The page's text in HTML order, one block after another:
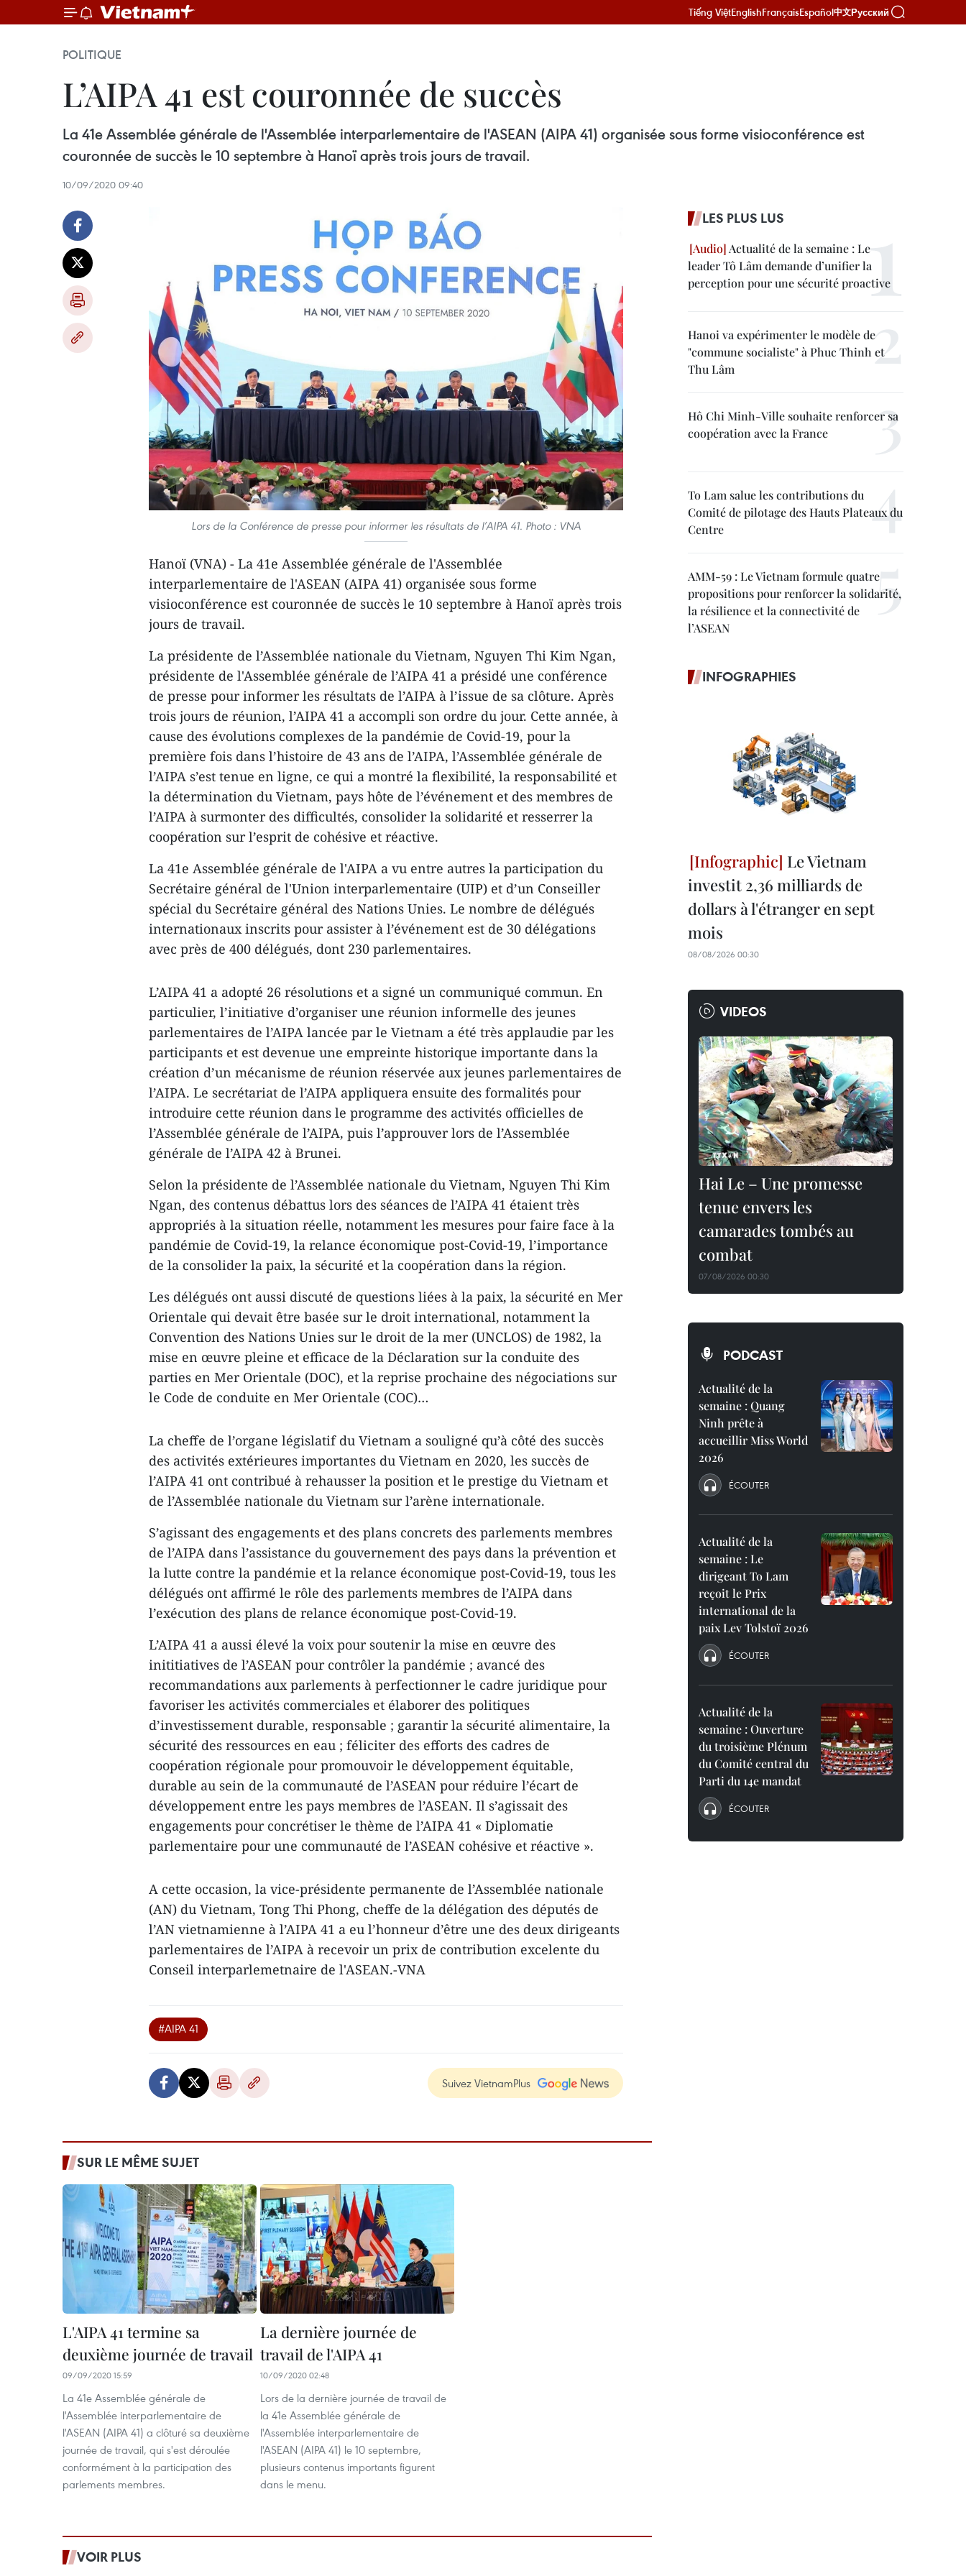
Tiếng ViệtEnglishFrançaisEspañol中文Русский
POLITIQUE
L’AIPA 41 est couronnée de succès
La 41e Assemblée générale de l'Assemblée interparlementaire de l'ASEAN (AIPA 41) organisée sous forme visioconférence est
couronnée de succès le 10 septembre à Hanoï après trois jours de travail. ​
10/09/2020 09:40
Lors de la Conférence de presse pour informer les résultats de l’AIPA 41. Photo : VNA
Hanoï (VNA) - La 41e Assemblée générale de l'Assemblée
interparlementaire de l'ASEAN (AIPA 41) organisée sous forme
visioconférence est couronnée de succès le 10 septembre à Hanoï après trois
jours de travail.
La présidente de l’Assemblée nationale du Vietnam, Nguyen Thi Kim Ngan,
présidente de l'Assemblée générale de l’AIPA 41 a présidé une conférence
de presse pour informer les résultats de l’AIPA à l’issue de sa clôture. Après
trois jours de réunion, l’AIPA 41 a accompli son ordre du jour. Cette année, à
cause des évolutions complexes de la pandémie de Covid-19, pour la
première fois dans l’histoire de 43 ans de l’AIPA, l’Assemblée générale de
l’AIPA s’est tenue en ligne, ce qui a montré la flexibilité, la responsabilité et
la détermination du Vietnam, pays hôte de l’événement et des membres de
l’AIPA à surmonter des difficultés, consolider la solidarité et resserrer la
coopération sur l’esprit de cohésive et réactive.
La 41e Assemblée générale de l'AIPA a vu entre autres la participation du
Secrétaire général de l'Union interparlementaire (UIP) et d’un Conseiller
spécial du Secrétaire général des Nations Unies. Le nombre de délégués
internationaux inscrits pour assister à l’événement est de 30 délégations
avec près de 400 délégués, dont 230 parlementaires.
L’AIPA 41 a adopté 26 résolutions et a signé un communiqué commun. En
particulier, l’initiative d’organiser une réunion informelle des jeunes
parlementaires de l’AIPA lancée par le Vietnam a été très applaudie par les
participants et est devenue une empreinte historique importante dans la
création d’un mécanisme de réunion réservée aux jeunes parlementaires de
l’AIPA. Le secrétariat de l’AIPA appliquera ensuite des formalités pour
introduire cette réunion dans le programme des activités officielles de
l’Assemblée générale de l’AIPA, puis l’approuver lors de l’Assemblée
générale de l’AIPA 42 à Brunei.
Selon la présidente de l’Assemblée nationale du Vietnam, Nguyen Thi Kim
Ngan, des contenus débattus lors des séances de l’AIPA 41 étaient très
appropriés à la situation réelle, notamment les mesures pour faire face à la
pandémie de Covid-19, la relance économique post-Covid-19, l’importance
de la consolider la paix, la sécurité et la coopération dans la région.
Les délégués ont aussi discuté de questions liées à la paix, la sécurité en Mer
Orientale qui devait être basée sur le droit international, notamment la
Convention des Nations Unies sur le droit de la mer (UNCLOS) de 1982, la
mise en œuvre pleine et efficace de la Déclaration sur la conduite des
parties en Mer Orientale (DOC), et la reprise prochaine des négociations sur
le Code de conduite en Mer Orientale (COC)…
La cheffe de l’organe législatif du Vietnam a souligné qu’à côté des succès
des activités extérieures importantes du Vietnam en 2020, les succès de
l’AIPA 41 ont contribué à rehausser la position et le prestige du Vietnam et
de l’Assemblée nationale du Vietnam sur l’arène internationale.
S’agissant des engagements et des plans concrets des parlements membres
de l’AIPA dans l’assistance du gouvernement des pays dans la prévention et
la lutte contre la pandémie et la relance économique post-Covid-19, tous les
délégués ont affirmé le rôle des parlements membres de l’AIPA dans
l’exécution des plans de relance économique post-Covid-19.
L’AIPA 41 a aussi élevé la voix pour soutenir la mise en œuvre des
inititiatives de l’ASEAN pour contrôler la pandémie ; avancé des
recommandations aux parlements à perfectionner le cadre juridique pour
favoriser les activités commerciales et élaborer des politiques
d’investissement durable, responsable ; garantir la sécurité alimentaire, la
sécurité des ressources en eau ; féliciter des efforts des cadres de
coopération régionale pour promouvoir le développement équitable,
durable au sein de la communauté de l’ASEAN pour réduire l’écart de
développement entre les pays membres de l’ASEAN. Il s’agissait des
engagements pour concrétiser le thème de l’AIPA 41 « Diplomatie
parlementaire pour une communauté de l’ASEAN cohésive et réactive ».
A cette occasion, la vice-présidente permanente de l’Assemblée nationale
(AN) du Vietnam, Tong Thi Phong, cheffe de la délégation des députés de
l’AN vietnamienne à l’AIPA 41 a eu l’honneur d’être une des deux dirigeants
parlementaires de l’AIPA à recevoir un prix de contribution excelente du
Conseil interparlemetnaire de l'ASEAN.-VNA
#AIPA 41
Suivez VietnamPlus
SUR LE MÊME SUJET
L'AIPA 41 termine sa
deuxième journée de travail
09/09/2020 15:59
La 41e Assemblée générale de
l'Assemblée interparlementaire de
l'ASEAN (AIPA 41) a clôturé sa deuxième
journée de travail, qui s'est déroulée
conformément à la participation des
parlements membres.
La dernière journée de
travail de l'AIPA 41
10/09/2020 02:48
Lors de la dernière journée de travail de
la 41e Assemblée générale de
l'Assemblée interparlementaire de
l'ASEAN (AIPA 41) le 10 septembre,
plusieurs contenus importants figurent
dans le menu.
VOIR PLUS
LES PLUS LUS
Actualité de la semaine : Le
leader Tô Lâm demande d’unifier la
perception pour une sécurité proactive
Hanoi va expérimenter le modèle de
"commune socialiste" à Phuc Thinh et
Thu Lâm
Hô Chi Minh-Ville souhaite renforcer sa
coopération avec la France
To Lam salue les contributions du
Comité de pilotage des Hauts Plateaux du
Centre
AMM-59 : Le Vietnam formule quatre
propositions pour renforcer la solidarité,
la résilience et la connectivité de
l’ASEAN
INFOGRAPHIES
Le Vietnam
investit 2,36 milliards de
dollars à l'étranger en sept
mois
08/08/2026 00:30
VIDEOS
Hai Le – Une promesse
tenue envers les
camarades tombés au
combat
07/08/2026 00:30
PODCAST
Actualité de la
semaine : Quang
Ninh prête à
accueillir Miss World
2026
ÉCOUTER
Actualité de la
semaine : Le
dirigeant To Lam
reçoit le Prix
international de la
paix Lev Tolstoï 2026
ÉCOUTER
Actualité de la
semaine : Ouverture
du troisième Plénum
du Comité central du
Parti du 14e mandat
ÉCOUTER